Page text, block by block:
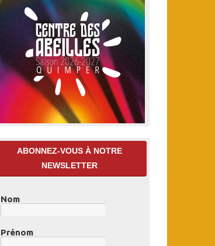
ABONNEZ-VOUS À NOTRE
NEWSLETTER
Nom
Prénom